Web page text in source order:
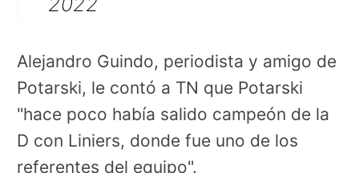
Alejandro Guindo, periodista y amigo de
Potarski, le contó a TN que Potarski
"hace poco había salido campeón de la
D con Liniers, donde fue uno de los
referentes del equipo".